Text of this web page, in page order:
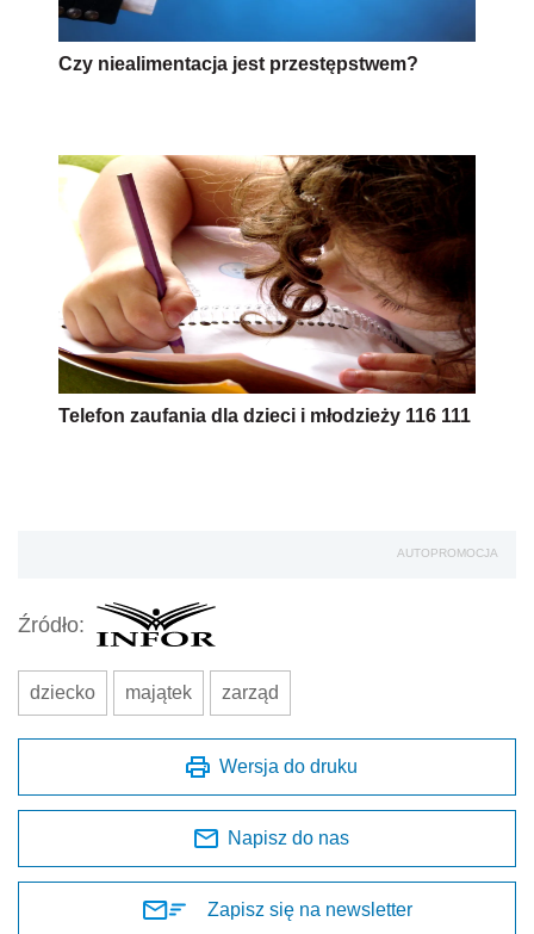
Czy niealimentacja jest przestępstwem?
Telefon zaufania dla dzieci i młodzieży 116 111
AUTOPROMOCJA
Źródło:
dziecko majątek zarząd
Wersja do druku
Napisz do nas
Zapisz się na newsletter